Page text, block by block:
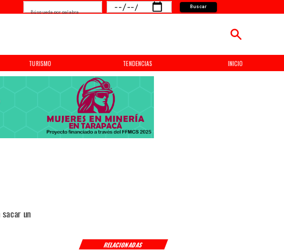
TURISMO TENDENCIAS INICIO
Buscar
Búsqueda por palabra
un
RELACIONADAS